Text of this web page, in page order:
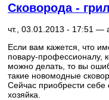
Сковорода -
чт., 03.01.2013 - 17:51 —
Если вам кажется, что
повару-профессионалу,
можно делать, то вы
такие новомодные
Сейчас приобрести себе
хозяйка.